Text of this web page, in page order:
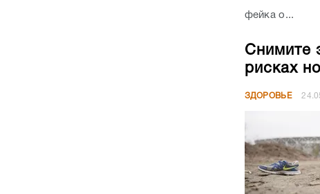
фейка о...
Снимите
рисках
ЗДОРОВЬЕ